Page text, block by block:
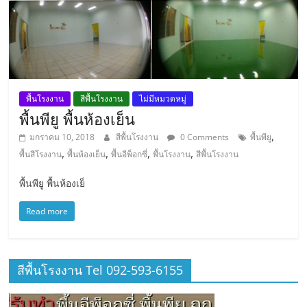
พื้นโรงงาน สีพื้นโรงงาน ไม่มีหมวดหมู่
พื้นพียู พื้นห้องเย็น
มกราคม 10, 2018 สีพื้นโรงงาน 0 Comments พื้นพียู,
พื้นสีโรงงาน,พื้นห้องเย็น,พื้นอีพ็อกซี่,พื้นโรงงาน,สีพื้นโรงงาน
พื้นพียู พื้นห้องเย็
Read more
สีพื้นโรงงาน Tel 092-593-6155